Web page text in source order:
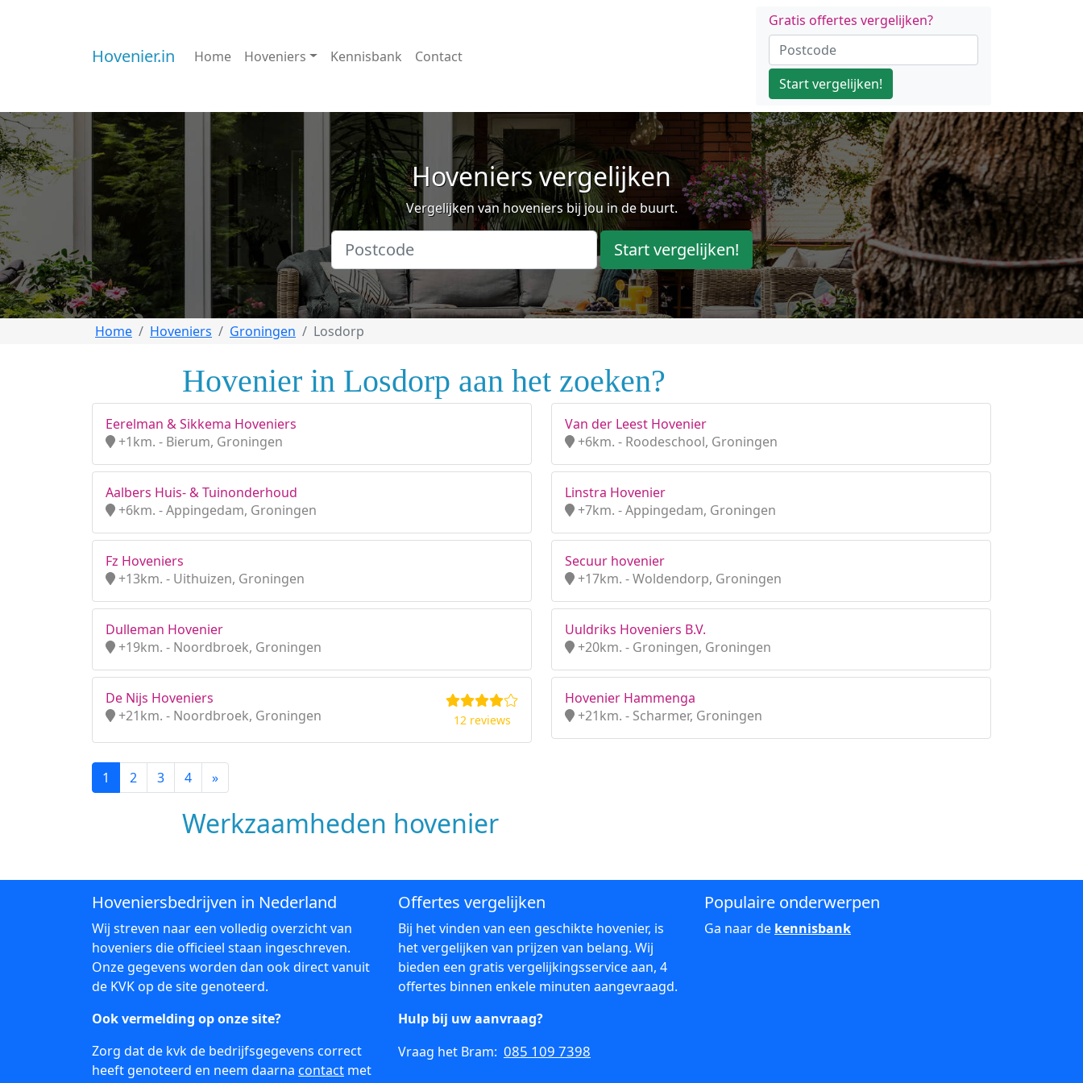
Hovenier.in Home Hoveniers Kennisbank Contact
Gratis offertes vergelijken?
Start vergelijken!
Hoveniers vergelijken
Vergelijken van hoveniers bij jou in de buurt.
Start vergelijken!
Home Hoveniers Groningen Losdorp
Hovenier in Losdorp aan het zoeken?
Eerelman & Sikkema Hoveniers
+1km. - Bierum, Groningen
Van der Leest Hovenier
+6km. - Roodeschool, Groningen
Aalbers Huis- & Tuinonderhoud
+6km. - Appingedam, Groningen
Linstra Hovenier
+7km. - Appingedam, Groningen
Fz Hoveniers
+13km. - Uithuizen, Groningen
Secuur hovenier
+17km. - Woldendorp, Groningen
Dulleman Hovenier
+19km. - Noordbroek, Groningen
Uuldriks Hoveniers B.V.
+20km. - Groningen, Groningen
De Nijs Hoveniers
+21km. - Noordbroek, Groningen
12 reviews
Hovenier Hammenga
+21km. - Scharmer, Groningen
1 2 3 4 »
Werkzaamheden hovenier
Hoveniersbedrijven in Nederland
Wij streven naar een volledig overzicht van
hoveniers die officieel staan ingeschreven.
Onze gegevens worden dan ook direct vanuit
de KVK op de site genoteerd.
Ook vermelding op onze site?
Zorg dat de kvk de bedrijfsgegevens correct
heeft genoteerd en neem daarna contact met
Offertes vergelijken
Bij het vinden van een geschikte hovenier, is
het vergelijken van prijzen van belang. Wij
bieden een gratis vergelijkingsservice aan, 4
offertes binnen enkele minuten aangevraagd.
Hulp bij uw aanvraag?
Vraag het Bram: 085 109 7398
Populaire onderwerpen
Ga naar de kennisbank